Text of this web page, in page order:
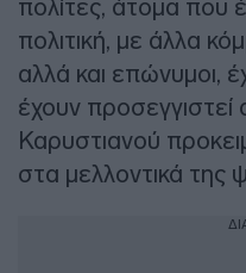
πολίτες, άτομα που
πολιτική, με άλλα
αλλά και επώνυμοι,
έχουν προσεγγιστεί
Καρυστιανού
στα μελλοντικά της